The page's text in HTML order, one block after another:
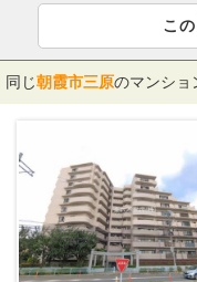
こ
同じ朝霞市三原のマンショ